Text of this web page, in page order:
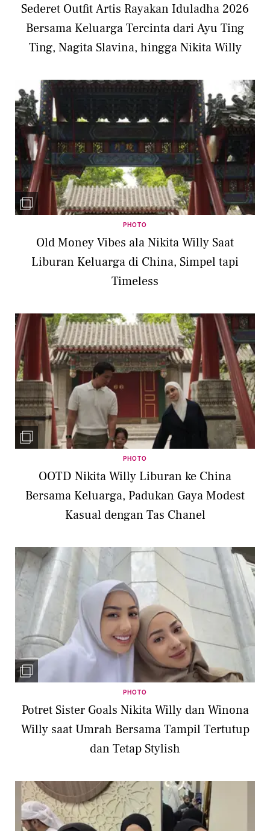
Sederet Outfit Artis Rayakan Iduladha 2026
Bersama Keluarga Tercinta dari Ayu Ting
Ting, Nagita Slavina, hingga Nikita Willy
PHOTO
Old Money Vibes ala Nikita Willy Saat
Liburan Keluarga di China, Simpel tapi
Timeless
PHOTO
OOTD Nikita Willy Liburan ke China
Bersama Keluarga, Padukan Gaya Modest
Kasual dengan Tas Chanel
PHOTO
Potret Sister Goals Nikita Willy dan Winona
Willy saat Umrah Bersama Tampil Tertutup
dan Tetap Stylish